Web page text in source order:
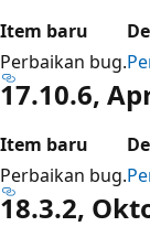
Item baru
Perbaikan bug.
17.10.6,
Item baru
Perbaikan bug.
18.3.2,